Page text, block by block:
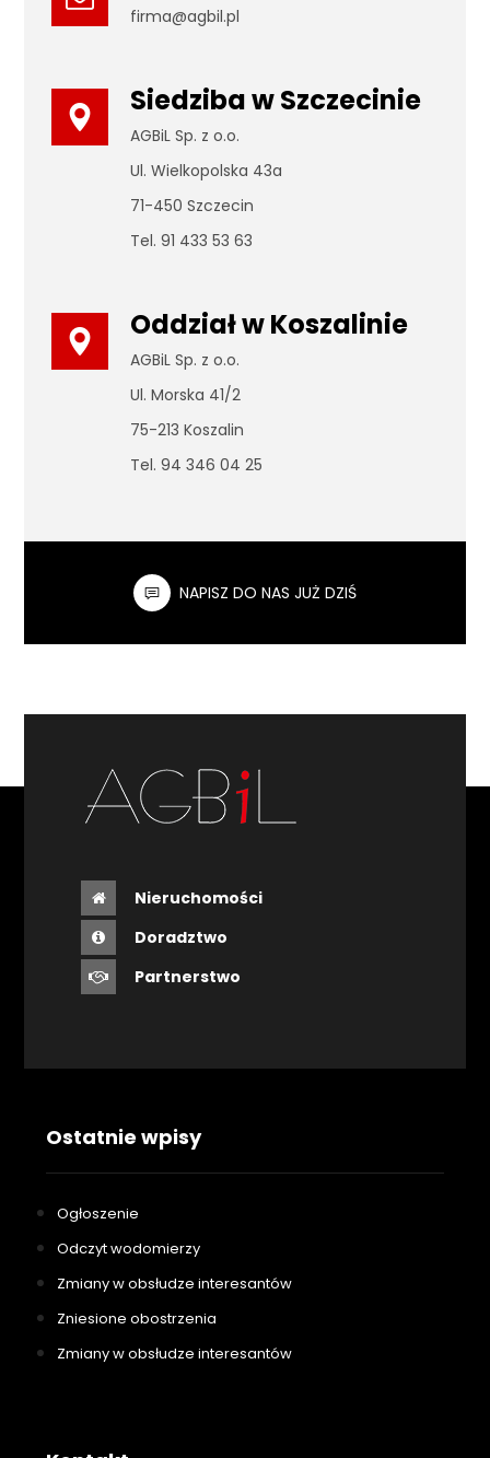
firma@agbil.pl
Siedziba w Szczecinie
AGBiL Sp. z o.o.
Ul. Wielkopolska 43a
71-450 Szczecin
Tel. 91 433 53 63
Oddział w Koszalinie
AGBiL Sp. z o.o.
Ul. Morska 41/2
75-213 Koszalin
Tel. 94 346 04 25
NAPISZ DO NAS JUŻ DZIŚ
Nieruchomości
Doradztwo
Partnerstwo
Ostatnie wpisy
Ogłoszenie
Odczyt wodomierzy
Zmiany w obsłudze interesantów
Zniesione obostrzenia
Zmiany w obsłudze interesantów